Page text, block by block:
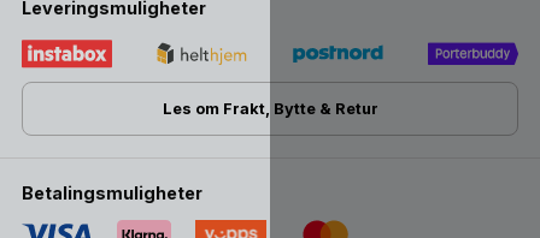
Leveringsmuligheter
Les om Frakt, Bytte & Retur
Betalingsmuligheter